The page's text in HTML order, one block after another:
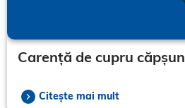
Carență de cupru căpșun
Citește mai mult